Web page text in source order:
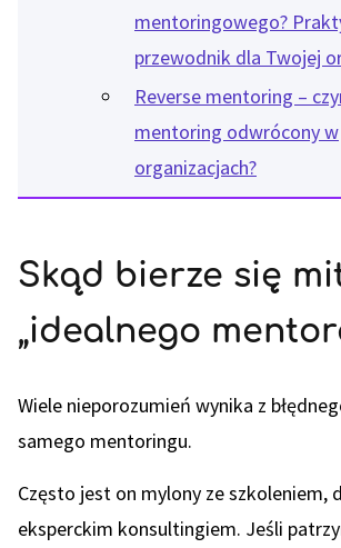
mentoringowego?
przewodnik dla Twojej
Reverse mentoring –
mentoring odwrócony w
organizacjach?
Skąd bierze się
„idealnego
Wiele nieporozumień wynika z
samego mentoringu.
Często jest on mylony ze szkoleniem,
eksperckim konsultingiem. Jeśli